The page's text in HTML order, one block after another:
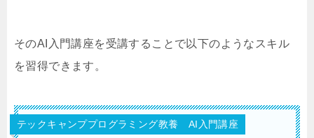
そのAI入門講座を受講することで以下のようなスキル
を習得できます。
テックキャンププログラミング教養 AI入門講座